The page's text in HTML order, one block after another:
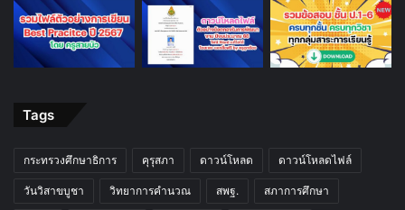
Tags
กระทรวงศึกษาธิการ คุรุสภา ดาวน์โหลด ดาวน์โหลดไฟล์
วันวิสาขบูชา วิทยาการคำนวณ สพฐ. สภาการศึกษา